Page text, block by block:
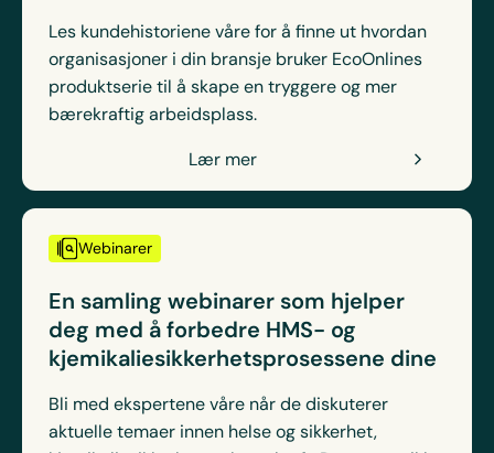
Les kundehistoriene våre for å finne ut hvordan
organisasjoner i din bransje bruker EcoOnlines
produktserie til å skape en tryggere og mer
bærekraftig arbeidsplass.
Lær mer
Webinarer
En samling webinarer som hjelper
deg med å forbedre HMS- og
kjemikaliesikkerhetsprosessene dine
Bli med ekspertene våre når de diskuterer
aktuelle temaer innen helse og sikkerhet,